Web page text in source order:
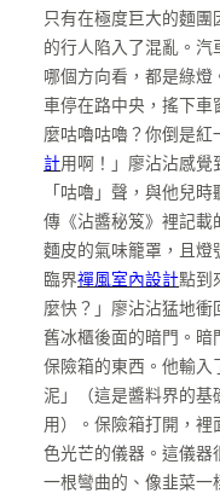
只有在極度巨大的麵
的行人陷入了混亂。
哪個方向看，都是綠
車停在路中央，搖下
麼咕嚕咕嚕？你倒是紅
計用啊！」廖沾沾感覺
「咕嚕」聲，與他兒
傳《沾醬秘笈》裡記載
麵皮的氣味籠罩，且燈
臨界禪風室內設計點到
麼快？」廖沾沾猛地衝
舊冰櫃後面的暗門。暗
保險箱的東西。他輸入
泥」（這是醬料界的基
用）。保險箱打開，裡
色光芒的儀器。這儀器
一根彎曲的、像韭菜一